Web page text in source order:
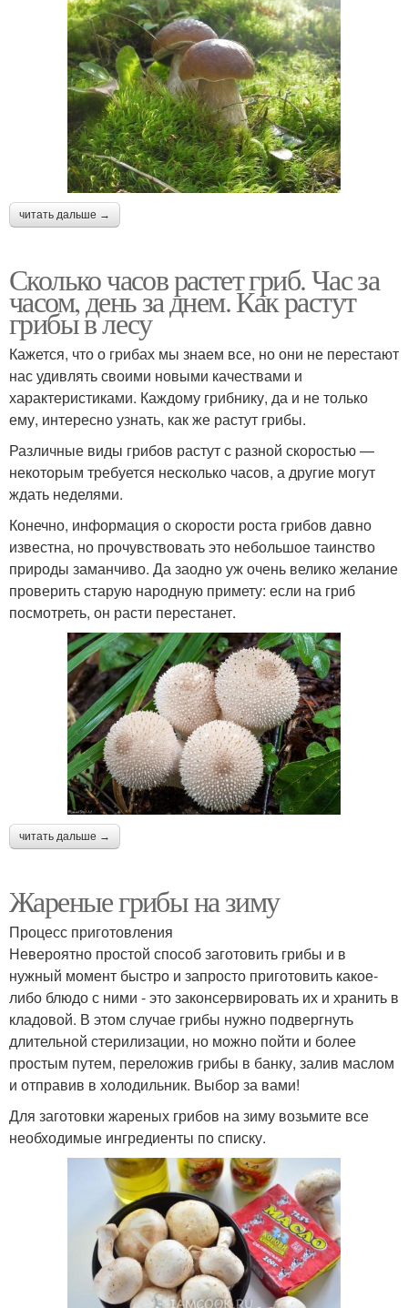
читать дальше →
Сколько часов растет гриб. Час за
часом, день за днем. Как растут
грибы в лесу
Кажется, что о грибах мы знаем все, но они не перестают
нас удивлять своими новыми качествами и
характеристиками. Каждому грибнику, да и не только
ему, интересно узнать, как же растут грибы.
Различные виды грибов растут с разной скоростью —
некоторым требуется несколько часов, а другие могут
ждать неделями.
Конечно, информация о скорости роста грибов давно
известна, но прочувствовать это небольшое таинство
природы заманчиво. Да заодно уж очень велико желание
проверить старую народную примету: если на гриб
посмотреть, он расти перестанет.
читать дальше →
Жареные грибы на зиму
Процесс приготовления
Невероятно простой способ заготовить грибы и в
нужный момент быстро и запросто приготовить какое-
либо блюдо с ними - это законсервировать их и хранить в
кладовой. В этом случае грибы нужно подвергнуть
длительной стерилизации, но можно пойти и более
простым путем, переложив грибы в банку, залив маслом
и отправив в холодильник. Выбор за вами!
Для заготовки жареных грибов на зиму возьмите все
необходимые ингредиенты по списку.